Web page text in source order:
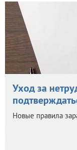
Уход за
Новые правила